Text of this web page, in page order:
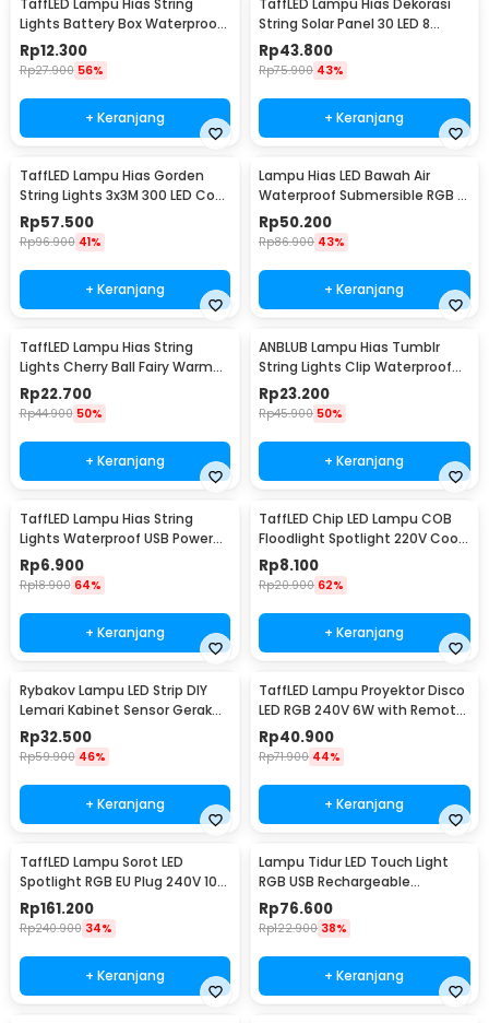
Lights Battery Box Waterproof
50 LED 5M - G5
Rp12.300
Rp27.900 56%
+ Keranjang
String Solar Panel 30 LED 8
Mode 6.5M - 896
Rp43.800
Rp75.900 43%
+ Keranjang
TaffLED Lampu Hias Gorden
String Lights 3x3M 300 LED Cool
White 18W - 300L
Rp57.500
Rp96.900 41%
+ Keranjang
Lampu Hias LED Bawah Air
Waterproof Submersible RGB 2
PCS with Remote - 13017
Rp50.200
Rp86.900 43%
+ Keranjang
TaffLED Lampu Hias String
Lights Cherry Ball Fairy Warm
White 5M - LY20W
Rp22.700
Rp44.900 50%
+ Keranjang
ANBLUB Lampu Hias Tumblr
String Lights Clip Waterproof
20 LED 2M - 0606
Rp23.200
Rp45.900 50%
+ Keranjang
TaffLED Lampu Hias String
Lights Waterproof USB Power
50 LED 5M - SZ
Rp6.900
Rp18.900 64%
+ Keranjang
TaffLED Chip LED Lampu COB
Floodlight Spotlight 220V Cool
White 6000K 50W - COB4060-
AC220-50
Rp8.100
Rp20.900 62%
+ Keranjang
Rybakov Lampu LED Strip DIY
Lemari Kabinet Sensor Gerak
4.5W 1M - 2835
Rp32.500
Rp59.900 46%
+ Keranjang
TaffLED Lampu Proyektor Disco
LED RGB 240V 6W with Remote
Control - CY-LV-RG
Rp40.900
Rp71.900 44%
+ Keranjang
TaffLED Lampu Sorot LED
Spotlight RGB EU Plug 240V 10W
- L18RG
Rp161.200
Rp240.900 34%
+ Keranjang
Lampu Tidur LED Touch Light
RGB USB Rechargeable
1500mAh 5V 3W - F8-1
Rp76.600
Rp122.900 38%
+ Keranjang